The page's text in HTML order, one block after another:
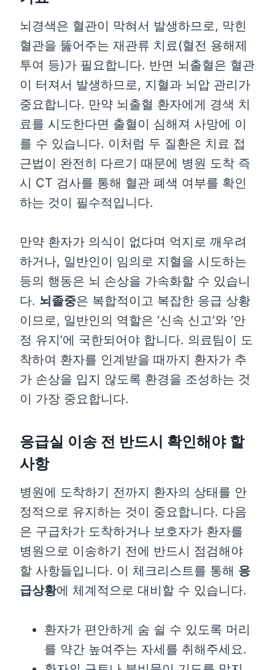
뇌경색은 혈관이 막혀서 발생하므로, 막힌
혈관을 뚫어주는 재관류 치료(혈전 용해제
투여 등)가 필요합니다. 반면 뇌출혈은 혈관
이 터져서 발생하므로, 지혈과 뇌압 관리가
중요합니다. 만약 뇌출혈 환자에게 경색 치
료를 시도한다면 출혈이 심해져 사망에 이
를 수 있습니다. 이처럼 두 질환은 치료 접
근법이 완전히 다르기 때문에 병원 도착 즉
시 CT 검사를 통해 혈관 폐색 여부를 확인
하는 것이 필수적입니다.
만약 환자가 의식이 없다며 억지로 깨우려
하거나, 일반인이 임의로 지혈을 시도하는
등의 행동은 뇌 손상을 가속화할 수 있습니
다. 뇌졸중은 복합적이고 복잡한 응급 상황
이므로, 일반인의 역할은 ‘신속 신고’와 ‘안
정 유지’에 국한되어야 합니다. 의료팀이 도
착하여 환자를 인계받을 때까지 환자가 추
가 손상을 입지 않도록 환경을 조성하는 것
이 가장 중요합니다.
응급실 이송 전 반드시 확인해야 할
사항
병원에 도착하기 전까지 환자의 상태를 안
정적으로 유지하는 것이 중요합니다. 다음
은 구급차가 도착하거나 보호자가 환자를
병원으로 이송하기 전에 반드시 점검해야
할 사항들입니다. 이 체크리스트를 통해 응
급상황에 체계적으로 대비할 수 있습니다.
환자가 편안하게 숨 쉴 수 있도록 머리
를 약간 높여주는 자세를 취해주세요.